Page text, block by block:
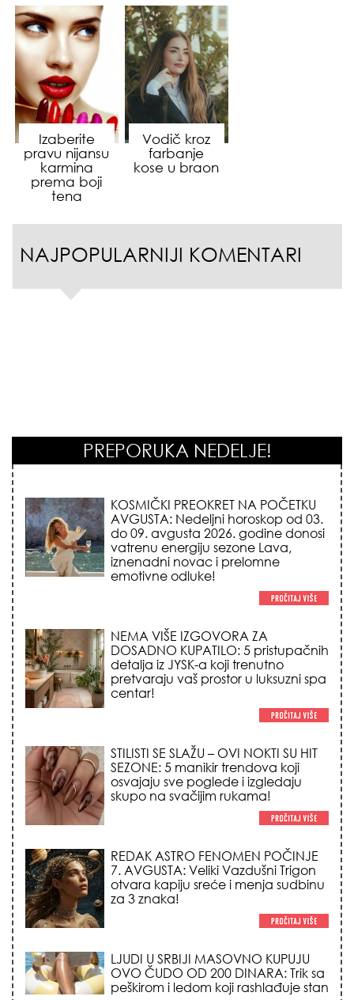
Izaberite
pravu nijansu
karmina
prema boji
tena
Vodič kroz
farbanje
kose u braon
NAJPOPULARNIJI KOMENTARI
PREPORUKA NEDELJE!
KOSMIČKI PREOKRET NA POČETKU
AVGUSTA: Nedeljni horoskop od 03.
do 09. avgusta 2026. godine donosi
vatrenu energiju sezone Lava,
iznenadni novac i prelomne
emotivne odluke!
NEMA VIŠE IZGOVORA ZA
DOSADNO KUPATILO: 5 pristupačnih
detalja iz JYSK-a koji trenutno
pretvaraju vaš prostor u luksuzni spa
centar!
STILISTI SE SLAŽU – OVI NOKTI SU HIT
SEZONE: 5 manikir trendova koji
osvajaju sve poglede i izgledaju
skupo na svačijim rukama!
REDAK ASTRO FENOMEN POČINJE
7. AVGUSTA: Veliki Vazdušni Trigon
otvara kapiju sreće i menja sudbinu
za 3 znaka!
LJUDI U SRBIJI MASOVNO KUPUJU
OVO ČUDO OD 200 DINARA: Trik sa
peškirom i ledom koji rashlađuje stan
na +35 za 10 minuta (BEZ KLIME)!